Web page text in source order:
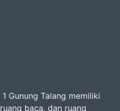
Gunung Talang memiliki
baca, dan ruang